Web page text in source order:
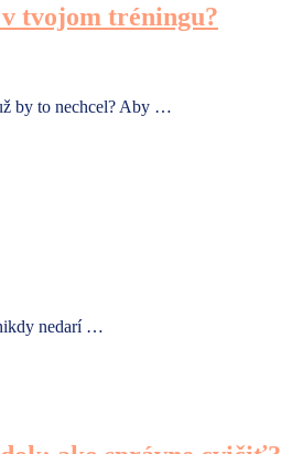
tvojom tréningu?
by to nechcel? Aby …
nedarí …